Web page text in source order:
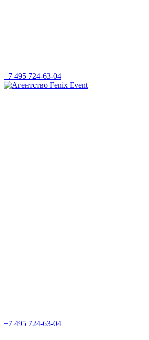
+7 495 724-63-04
Агентство
+7 495 724-63-04